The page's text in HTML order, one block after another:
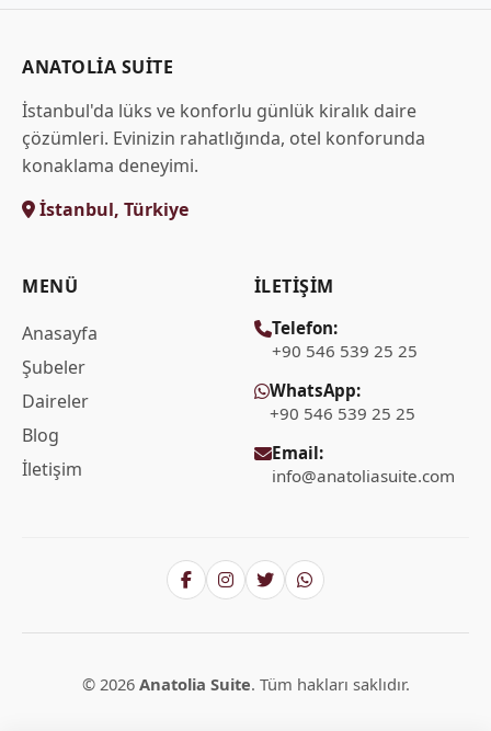
ANATOLIA SUITE
İstanbul'da lüks ve konforlu günlük kiralık daire
çözümleri. Evinizin rahatlığında, otel konforunda
konaklama deneyimi.
İstanbul, Türkiye
MENÜ
Anasayfa
Şubeler
Daireler
Blog
İletişim
İLETIŞIM
Telefon:
+90 546 539 25 25
WhatsApp:
+90 546 539 25 25
Email:
info@anatoliasuite.com
© 2026 Anatolia Suite. Tüm hakları saklıdır.